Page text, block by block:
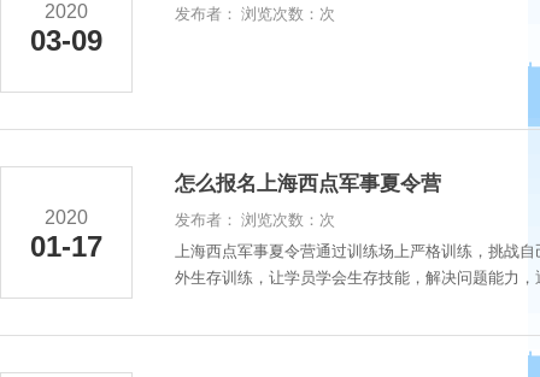
2020
03-09
发布者： 浏览次数：次
2020
01-17
怎么报名上海西点军事夏令营
发布者： 浏览次数：次
上海西点军事夏令营通过训练场上严格训练，挑战
外生存训练，让学员学会生存技能，解决问题能力